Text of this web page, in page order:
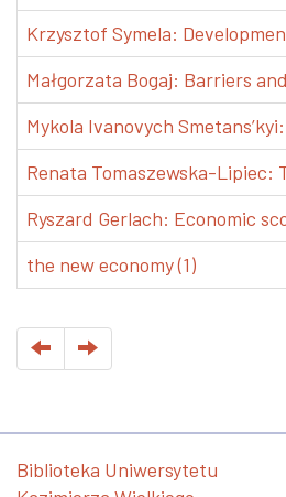
Krzysztof Symela:
Małgorzata Bogaj: Barriers
Mykola Ivanovych
Renata Tomaszewska-Lipiec:
Ryszard Gerlach: Economic
the new economy (1)
Biblioteka Uniwersytetu